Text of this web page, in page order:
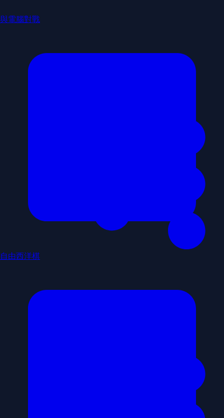
與電腦對戰
自由西洋棋